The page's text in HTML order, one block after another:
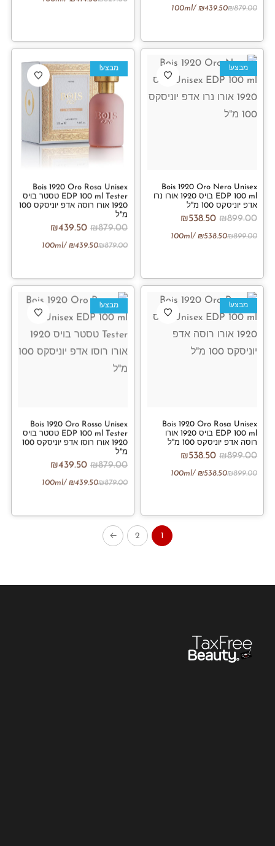
₪879.00
₪439.50
/100ml
מבצע!
Bois 1920 Oro Nero Unisex
EDP 100 ml בויס 1920 אורו נרו
אדפ יוניסקס 100 מ"ל
₪899.00
₪538.50
₪899.00
₪538.50
/100ml
מבצע!
Bois 1920 Oro Rosa Unisex
EDP 100 ml Tester טסטר בויס
1920 אורו רוסה אדפ יוניסקס 100
מ"ל
₪879.00
₪439.50
₪879.00
₪439.50
/100ml
מבצע!
Bois 1920 Oro Rosa Unisex
EDP 100 ml בויס 1920 אורו
רוסה אדפ יוניסקס 100 מ"ל
₪899.00
₪538.50
₪899.00
₪538.50
/100ml
מבצע!
Bois 1920 Oro Rosso Unisex
EDP 100 ml Tester טסטר בויס
1920 אורו רוסו אדפ יוניסקס 100
מ"ל
₪879.00
₪439.50
₪879.00
₪439.50
/100ml
1
2
←